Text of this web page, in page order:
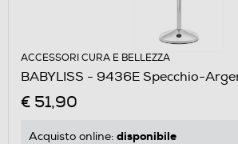
ACCESSORI CURA E BELLEZZA
BABYLISS - 9436E Specchio-
€ 51,90
Acquisto online: disponibile